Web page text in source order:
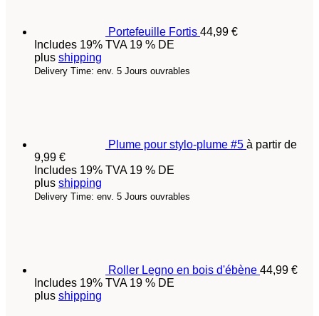
Portefeuille Fortis 44,99 €
Includes 19% TVA 19 % DE
plus shipping
Delivery Time: env. 5 Jours ouvrables
Plume pour stylo-plume #5 à partir de
9,99 €
Includes 19% TVA 19 % DE
plus shipping
Delivery Time: env. 5 Jours ouvrables
Roller Legno en bois d'ébène 44,99 €
Includes 19% TVA 19 % DE
plus shipping